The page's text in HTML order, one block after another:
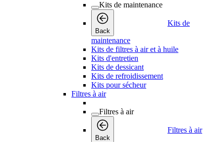
Kits de maintenance
Back
Kits de
maintenance
Kits de filtres à air et à huile
Kits d'entretien
Kits de dessicant
Kits de refroidissement
Kits pour sécheur
Filtres à air
Filtres à air
Back
Filtres à air